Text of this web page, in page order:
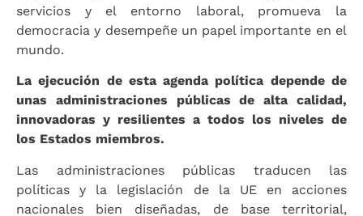
servicios y el entorno laboral, promueva la
democracia y desempeñe un papel importante en el
mundo.
La ejecución de esta agenda política depende de
unas administraciones públicas de alta calidad,
innovadoras y resilientes a todos los niveles de
los Estados miembros.
Las administraciones públicas traducen las
políticas y la legislación de la UE en acciones
nacionales bien diseñadas, de base territorial,